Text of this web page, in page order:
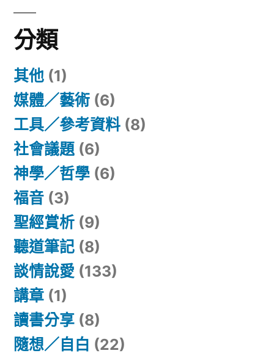
字:
分類
其他 (1)
媒體／藝術 (6)
工具／參考資料 (8)
社會議題(6)
神學／哲學 (6)
福音 (3)
聖經賞析 (9)
聽道筆記 (8)
談情說愛 (133)
講章 (1)
讀書分享 (8)
隨想／自白 (22)